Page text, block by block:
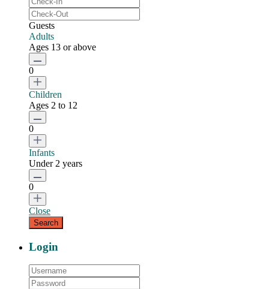
Guests
Adults
Ages 13 or above
0
Children
Ages 2 to 12
0
Infants
Under 2 years
0
Close
Login